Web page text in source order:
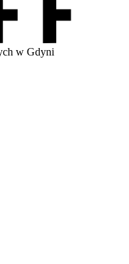
w Gdyni